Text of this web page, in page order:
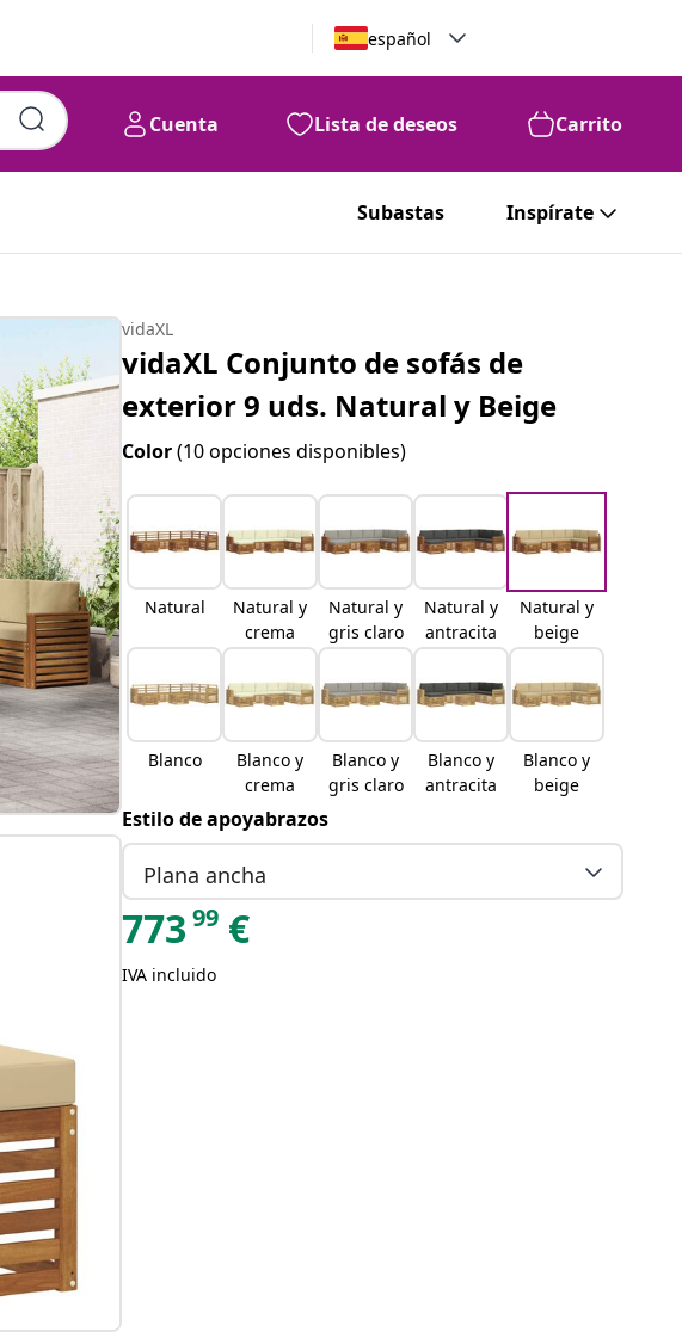
español
Cuenta Lista de deseos Carrito
Subastas Inspírate
vidaXL
vidaXL Conjunto de sofás de
exterior 9 uds. Natural y Beige
Color(10 opciones disponibles)
Natural
Natural y
crema
Natural y
gris claro
Natural y
antracita
Natural y
beige
Blanco
Blanco y
crema
Blanco y
gris claro
Blanco y
antracita
Blanco y
beige
Estilo de apoyabrazos
Plana ancha
773 99 €
IVA incluido